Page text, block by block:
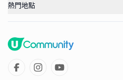
熱門地點